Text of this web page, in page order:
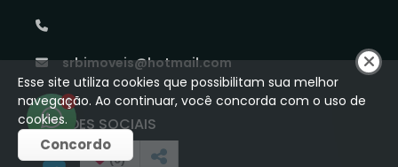
srbimoveis@hotmail.com
REDES SOCIAIS
1
(0)
Esse site utiliza cookies que possibilitam sua melhor
navegação. Ao continuar, você concorda com o uso de
cookies.
Concordo